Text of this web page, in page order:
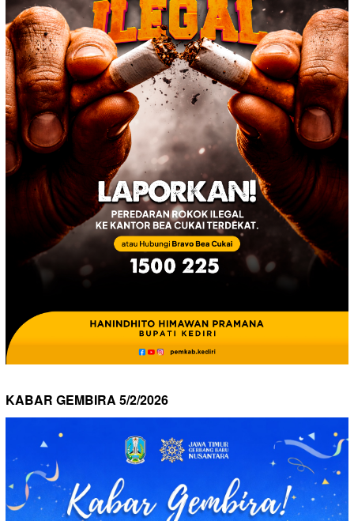
KABAR GEMBIRA 5/2/2026